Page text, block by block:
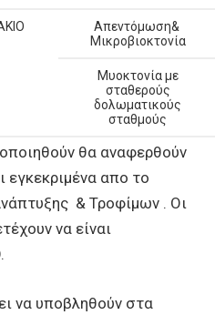
Απεντόμωση&
Μικροβιοκτονία
Μυοκτονία με
σταθερούς
δολωματικούς
σταθμούς
θα αναφερθούν
εγκεκριμένα απο το
& Τροφίμων . Οι
να είναι
να υποβληθούν στα